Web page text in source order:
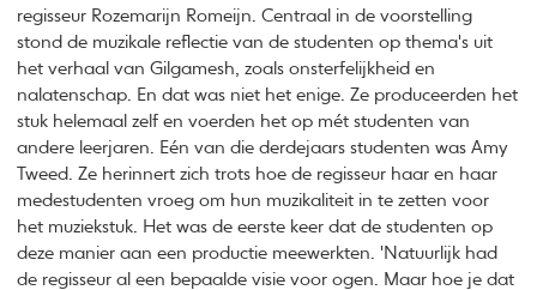
regisseur Rozemarijn Romeijn. Centraal in de voorstelling
stond de muzikale reflectie van de studenten op thema's uit
het verhaal van Gilgamesh, zoals onsterfelijkheid en
nalatenschap. En dat was niet het enige. Ze produceerden het
stuk helemaal zelf en voerden het op mét studenten van
andere leerjaren. Eén van die derdejaars studenten was Amy
Tweed. Ze herinnert zich trots hoe de regisseur haar en haar
medestudenten vroeg om hun muzikaliteit in te zetten voor
het muziekstuk. Het was de eerste keer dat de studenten op
deze manier aan een productie meewerkten. 'Natuurlijk had
de regisseur al een bepaalde visie voor ogen. Maar hoe je dat